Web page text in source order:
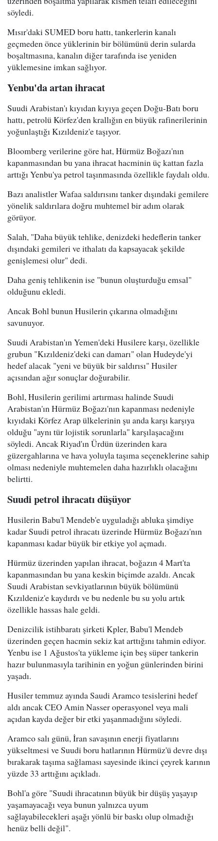
söyledi.
Mısır'daki SUMED boru hattı, tankerlerin kanalı
geçmeden önce yüklerinin bir bölümünü derin sularda
boşaltmasına, kanalın diğer tarafında ise yeniden
yüklemesine imkan sağlıyor.
Yenbu'da artan ihracat
Suudi Arabistan'ı kıyıdan kıyıya geçen Doğu-Batı boru
hattı, petrolü Körfez'den krallığın en büyük rafinerilerinin
yoğunlaştığı Kızıldeniz'e taşıyor.
Bloomberg verilerine göre hat, Hürmüz Boğazı'nın
kapanmasından bu yana ihracat hacminin üç kattan fazla
arttığı Yenbu'ya petrol taşınmasında özellikle faydalı oldu.
Bazı analistler Wafaa saldırısını tanker dışındaki gemilere
yönelik saldırılara doğru muhtemel bir adım olarak
görüyor.
Salah, "Daha büyük tehlike, denizdeki hedeflerin tanker
dışındaki gemileri ve ithalatı da kapsayacak şekilde
genişlemesi olur" dedi.
Daha geniş tehlikenin ise "bunun oluşturduğu emsal"
olduğunu ekledi.
Ancak Bohl bunun Husilerin çıkarına olmadığını
savunuyor.
Suudi Arabistan'ın Yemen'deki Husilere karşı, özellikle
grubun "Kızıldeniz'deki can damarı" olan Hudeyde'yi
hedef alacak "yeni ve büyük bir saldırısı" Husiler
açısından ağır sonuçlar doğurabilir.
Bohl, Husilerin gerilimi artırması halinde Suudi
Arabistan'ın Hürmüz Boğazı'nın kapanması nedeniyle
kıyıdaki Körfez Arap ülkelerinin şu anda karşı karşıya
olduğu "aynı tür lojistik sorunlarla" karşılaşacağını
söyledi. Ancak Riyad'ın Ürdün üzerinden kara
güzergahlarına ve hava yoluyla taşıma seçeneklerine sahip
olması nedeniyle muhtemelen daha hazırlıklı olacağını
belirtti.
Suudi petrol ihracatı düşüyor
Husilerin Babu'l Mendeb'e uyguladığı abluka şimdiye
kadar Suudi petrol ihracatı üzerinde Hürmüz Boğazı'nın
kapanması kadar büyük bir etkiye yol açmadı.
Hürmüz üzerinden yapılan ihracat, boğazın 4 Mart'ta
kapanmasından bu yana keskin biçimde azaldı. Ancak
Suudi Arabistan sevkiyatlarının büyük bölümünü
Kızıldeniz'e kaydırdı ve bu nedenle bu su yolu artık
özellikle hassas hale geldi.
Denizcilik istihbaratı şirketi Kpler, Babu'l Mendeb
üzerinden geçen hacmin sekiz kat arttığını tahmin ediyor.
Yenbu ise 1 Ağustos'ta yükleme için beş süper tankerin
hazır bulunmasıyla tarihinin en yoğun günlerinden birini
yaşadı.
Husiler temmuz ayında Saudi Aramco tesislerini hedef
aldı ancak CEO Amin Nasser operasyonel veya mali
açıdan kayda değer bir etki yaşanmadığını söyledi.
Aramco salı günü, İran savaşının enerji fiyatlarını
yükseltmesi ve Suudi boru hatlarının Hürmüz'ü devre dışı
bırakarak taşıma sağlaması sayesinde ikinci çeyrek karının
yüzde 33 arttığını açıkladı.
Bohl'a göre "Suudi ihracatının büyük bir düşüş yaşayıp
yaşamayacağı veya bunun yalnızca uyum
sağlayabilecekleri aşağı yönlü bir baskı olup olmadığı
henüz belli değil".